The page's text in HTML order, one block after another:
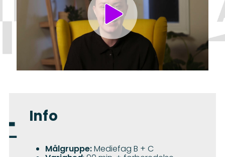
Info
Målgruppe:Mediefag B + C